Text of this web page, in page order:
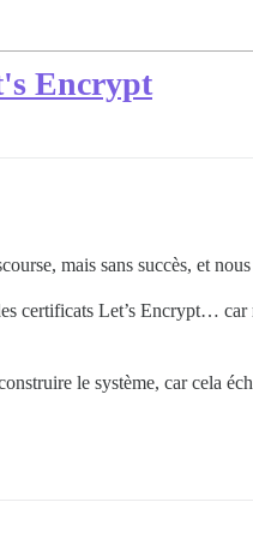
Encrypt
mais sans succès, et
certificats Let’s Encrypt…
le système, car cela